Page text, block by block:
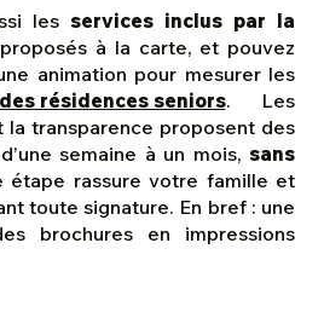
les services inclus par la
à la carte, et pouvez
animation pour mesurer les
résidences seniors. Les
la transparence proposent des
semaine à un mois, sans
étape rassure votre famille et
toute signature. En bref : une
brochures en impressions